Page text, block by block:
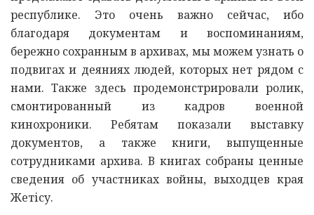
республике. Это очень важно сейчас, ибо
благодаря документам и воспоминаниям,
бережно сохранным в архивах, мы можем узнать о
подвигах и деяниях людей, которых нет рядом с
нами. Также здесь продемонстрировалиролик,
смонтированный из кадров военной
кинохроники. Ребятам показали выставку
документов, а также книги, выпущенные
сотрудниками архива. В книгах собраны ценные
сведения об участниках войны, выходцев края
Жетісу.